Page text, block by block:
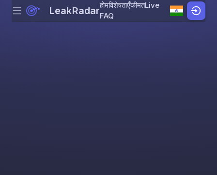
Skip to content
Menu LeakRadarहोमविशेषताएँकीमतLive
FAQ